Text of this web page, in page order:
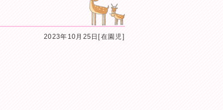
2023年10月25日[在園児]